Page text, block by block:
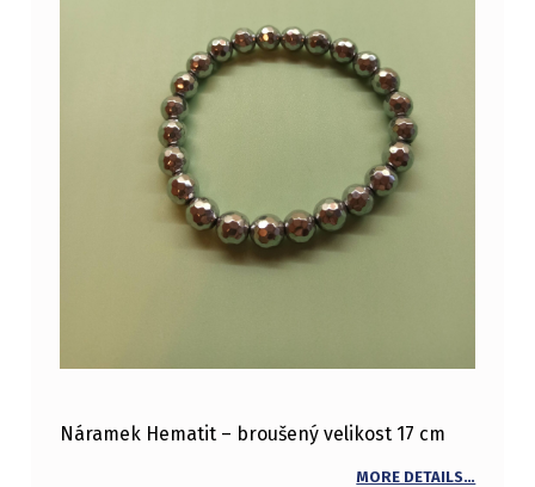
Náramek Hematit – broušený velikost 17 cm
MORE DETAILS…